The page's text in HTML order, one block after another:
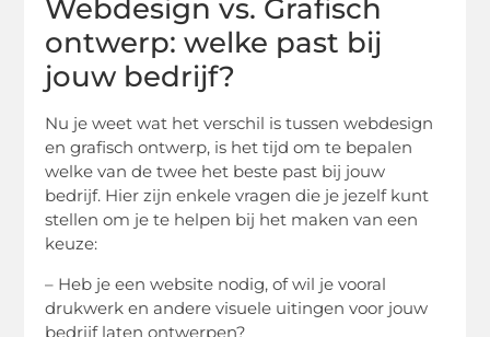
Webdesign vs. Grafisch
ontwerp: welke past bij
jouw bedrijf?
Nu je weet wat het verschil is tussen webdesign
en grafisch ontwerp, is het tijd om te bepalen
welke van de twee het beste past bij jouw
bedrijf. Hier zijn enkele vragen die je jezelf kunt
stellen om je te helpen bij het maken van een
keuze:
– Heb je een website nodig, of wil je vooral
drukwerk en andere visuele uitingen voor jouw
bedrijf laten ontwerpen?